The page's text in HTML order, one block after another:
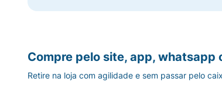
Compre pelo site, app, whatsapp
Retire na loja com agilidade e sem passar pelo